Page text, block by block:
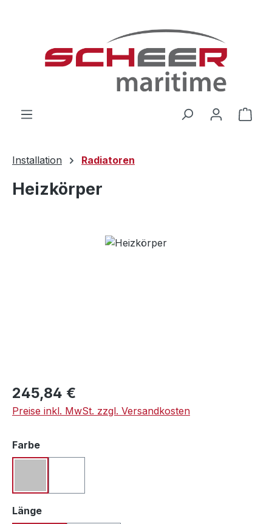
Installation Radiatoren
Heizkörper
Bildergalerie überspringen
Regulärer Preis:
245,84 €
Preise inkl. MwSt. zzgl. Versandkosten
Farbeauswählen
Längeauswählen